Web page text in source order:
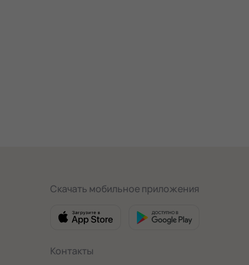
Скачать мобильное приложения
Контакты